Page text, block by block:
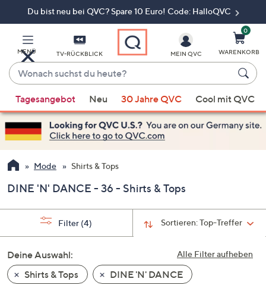
Du bist neu bei QVC? Spare 10 Euro! Code: HalloQVC
MENÜ TV-RÜCKBLICK
Wonach
suchst
du
heute?
Vorschläge
verfügbar
sind,
verwenden
Sie
Pfeiltasten
nach
und
nach
unten
oder
MEIN QVC
0
WARENKORB
Tagesangebot Neu 30 Jahre QVC Cool mit QVC
Mode Shirts & Tops
DINE 'N' DANCE - 36 - Shirts & Tops
Sortieren:Top-Treffer
Filter (4)
Alle Filter aufheben
Deine Auswahl:
Shirts & Tops
DINE 'N' DANCE